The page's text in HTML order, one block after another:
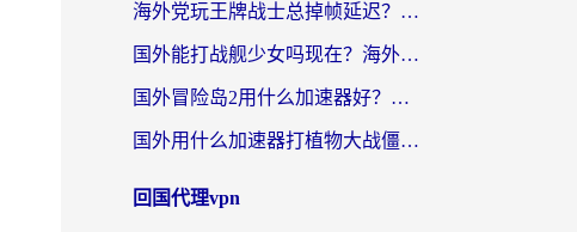
海外党玩王牌战士总掉帧延迟？这份王牌战士延迟加速器终极指南救你命
国外能打战舰少女吗现在？海外玩家的国服游戏加速终极指南
国外冒险岛2用什么加速器好？海外党国服游戏畅玩全攻略（附鸣潮哈利波特加速技巧）
国外用什么加速器打植物大战僵尸好？海外党国服游戏加速终极指南
回国代理vpn